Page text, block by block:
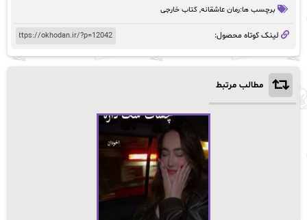
برچسب ها:رمان عاشقانه, کتاب خارجی
لینک کوتاه محصول:
مطالب مرتبط